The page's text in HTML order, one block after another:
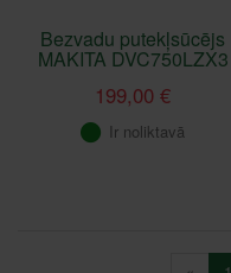
Bezvadu putekļsūcējs
MAKITA DVC750LZX3
199,00 €
Ir noliktavā